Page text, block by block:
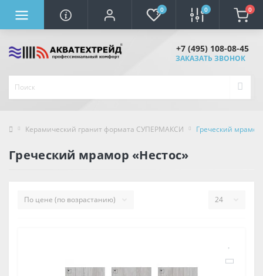
0 0 0
+7 (495) 108-08-45
ЗАКАЗАТЬ ЗВОНОК
Керамический гранит формата СУПЕРМАКСИ Греческий мрамор
Греческий мрамор «Нестос»